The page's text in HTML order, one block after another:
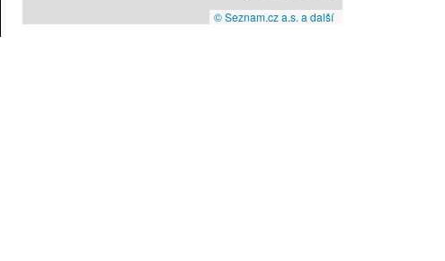
© Seznam.cz a.s. a další